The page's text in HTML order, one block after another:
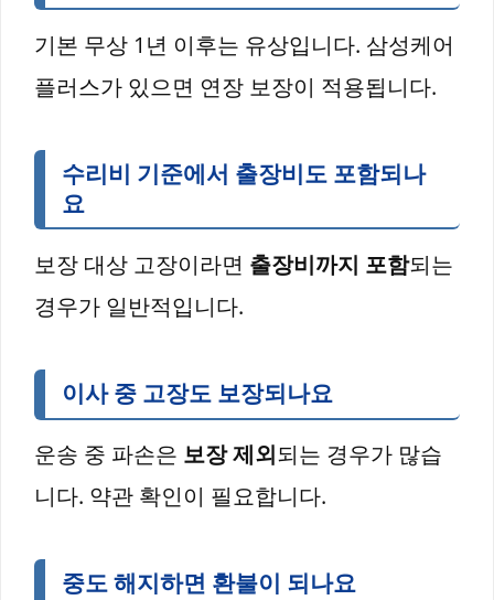
기본 무상 1년 이후는 유상입니다. 삼성케어
플러스가 있으면 연장 보장이 적용됩니다.
수리비 기준에서 출장비도 포함되나
요
보장 대상 고장이라면 출장비까지 포함되는
경우가 일반적입니다.
이사 중 고장도 보장되나요
운송 중 파손은 보장 제외되는 경우가 많습
니다. 약관 확인이 필요합니다.
중도 해지하면 환불이 되나요